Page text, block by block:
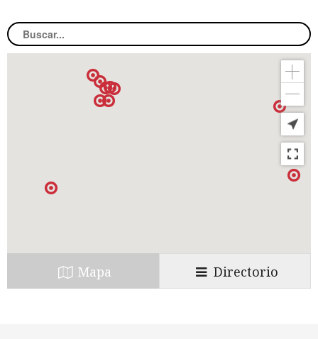
Toda la población obrera estuvo bajo
sospecha y las autoridades del nuevo
régimen le atribuían una hostilidad
manifiesta y una notable desafección. A pesar
de la derrota, la represión y el miedo, no iban
muy desencaminados. Todos los vencedores
católicos corporativistas, falangistas…)
líderes. No obstante, había que definir el
nuevo orden laboral a edificar y en esta tarea
Directorio
Mapa